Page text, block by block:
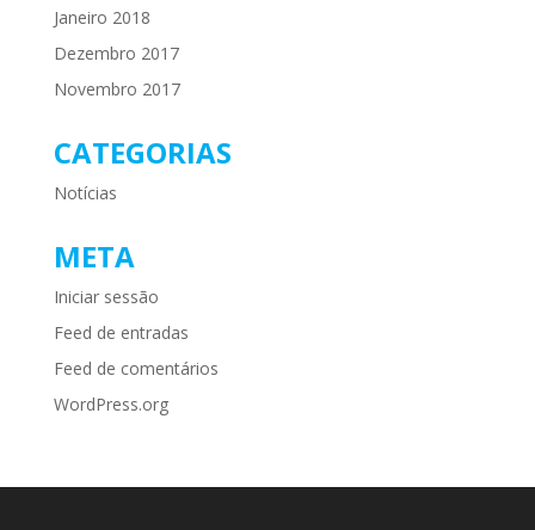
Janeiro 2018
Dezembro 2017
Novembro 2017
CATEGORIAS
Notícias
META
Iniciar sessão
Feed de entradas
Feed de comentários
WordPress.org